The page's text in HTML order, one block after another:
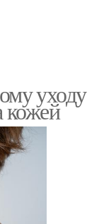
уходу
кожей